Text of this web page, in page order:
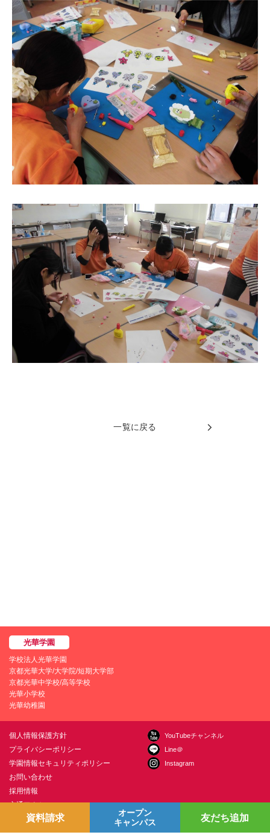
一覧に戻る
学校法人光華学園
京都光華大学/大学院/短期大学部
京都光華中学校/高等学校
光華小学校
光華幼稚園
個人情報保護方針
プライバシーポリシー
学園情報セキュリティポリシー
お問い合わせ
採用情報
交通アクセス
YouTubeチャンネル
Line＠
Instagram
資料請求
オープン
キャンパス
友だち追加